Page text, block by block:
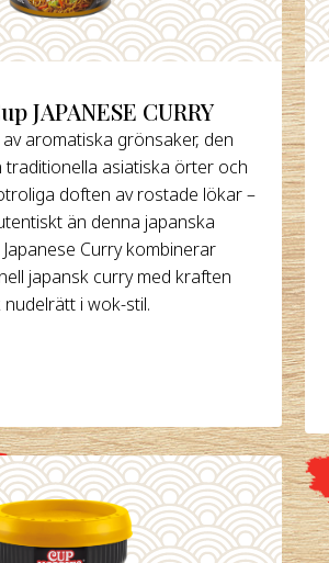
JAPANESE CURRY
aromatiska grönsaker, den
traditionella asiatiska örter och
doften av rostade lökar –
än denna japanska
Curry kombinerar
japansk curry med kraften
i wok-stil.